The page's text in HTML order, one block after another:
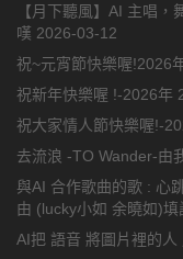
【月下聽風】AI 主唱，
嘆 2026-03-12
祝~元宵節快樂喔!2026
祝新年快樂喔 !-2026年
祝大家情人節快樂喔!-
去流浪 -TO Wander-由
與AI 合作歌曲的歌 : 心
由 (lucky小如 余曉如)填
AI把 語音 將圖片裡的人